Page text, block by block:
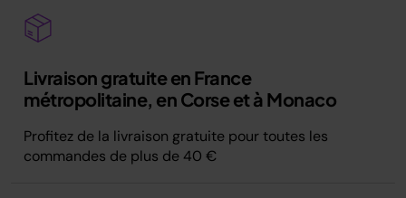
Livraison gratuite en France
métropolitaine, en Corse et à Monaco
Profitez de la livraison gratuite pour toutes les
commandes de plus de 40 €